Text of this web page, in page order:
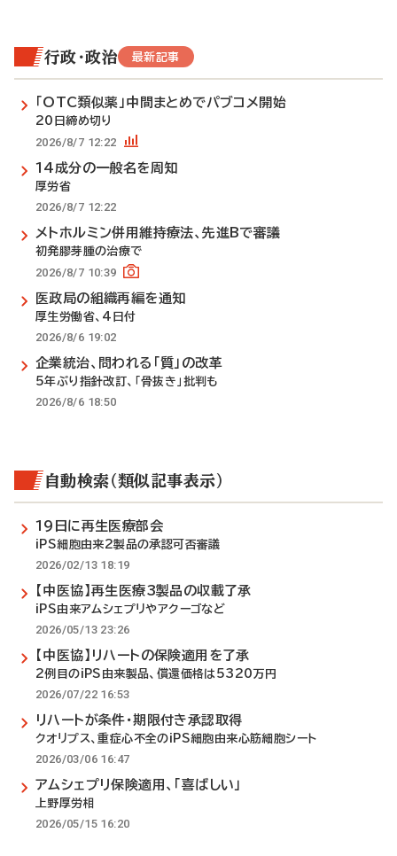
行政・政治 最新記事
「OTC類似薬」中間まとめでパブコメ開始
20日締め切り
2026/8/7 12:22
14成分の一般名を周知
厚労省
2026/8/7 12:22
メトホルミン併用維持療法、先進Bで審議
初発膠芽腫の治療で
2026/8/7 10:39
医政局の組織再編を通知
厚生労働省、4日付
2026/8/6 19:02
企業統治、問われる「質」の改革
5年ぶり指針改訂、「骨抜き」批判も
2026/8/6 18:50
自動検索（類似記事表示）
19日に再生医療部会
iPS細胞由来2製品の承認可否審議
2026/02/13 18:19
【中医協】再生医療3製品の収載了承
iPS由来アムシェプリやアクーゴなど
2026/05/13 23:26
【中医協】リハートの保険適用を了承
2例目のiPS由来製品、償還価格は5320万円
2026/07/22 16:53
リハートが条件・期限付き承認取得
クオリプス、重症心不全のiPS細胞由来心筋細胞シート
2026/03/06 16:47
アムシェプリ保険適用、「喜ばしい」
上野厚労相
2026/05/15 16:20